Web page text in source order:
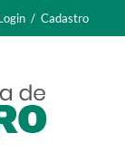
/ Cadastro